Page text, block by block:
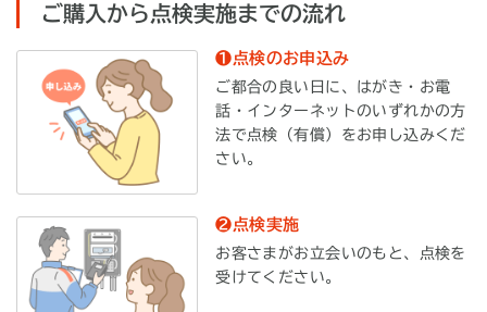
ご購入から点検実施までの流れ
❶点検のお申込み
ご都合の良い日に、はがき・お電
話・インターネットのいずれかの方
法で点検（有償）をお申し込みくだ
さい。
❷点検実施
お客さまがお立会いのもと、点検を
受けてください。